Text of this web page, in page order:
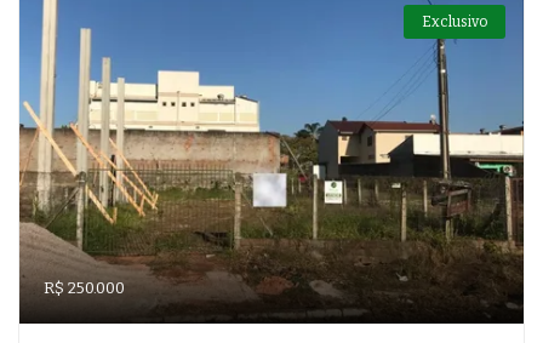
Exclusivo
R$ 250.000